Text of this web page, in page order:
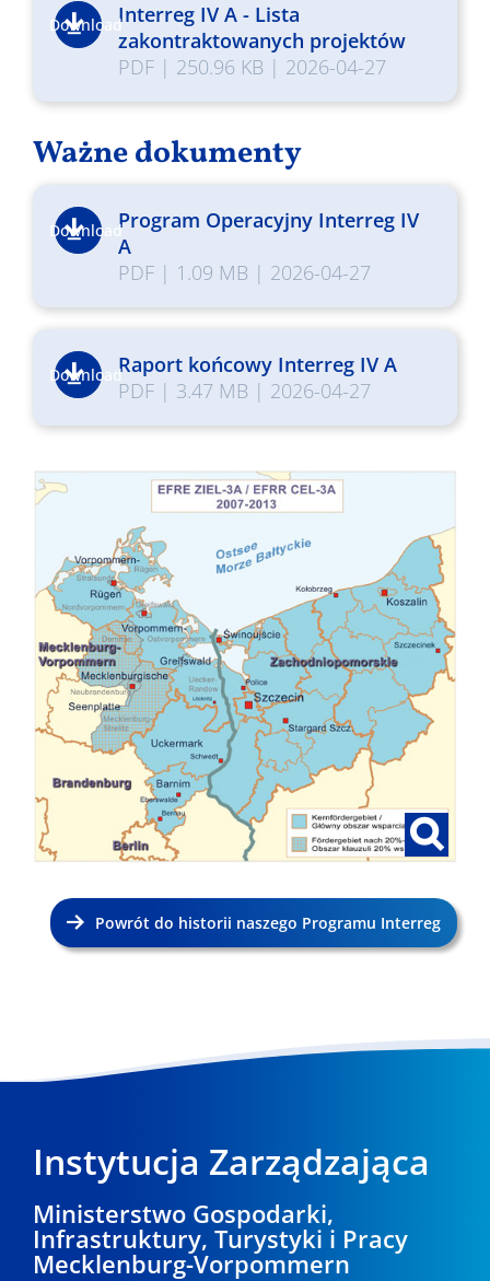
DownloadInterreg IV A - Lista
zakontraktowanych projektów
PDF| 250.96 KB | 2026-04-27
Ważne dokumenty
DownloadProgram Operacyjny Interreg IV
A
PDF| 1.09 MB | 2026-04-27
DownloadRaport końcowy Interreg IV A
PDF| 3.47 MB | 2026-04-27
Powrót do historii naszego Programu Interreg
Instytucja Zarządzająca
Ministerstwo Gospodarki,
Infrastruktury, Turystyki i Pracy
Mecklenburg-Vorpommern